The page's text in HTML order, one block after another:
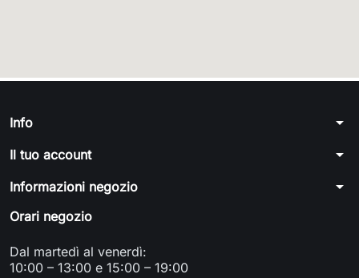
Info arrow_drop_down
Il tuo account arrow_drop_down
Informazioni negozio arrow_drop_down
Orari negozio
Dal martedì al venerdì:
10:00 – 13:00 e 15:00 – 19:00